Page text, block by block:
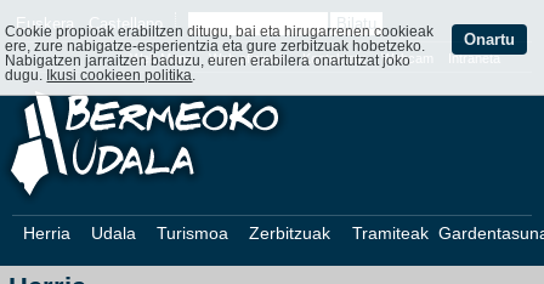
Euskera Castellano
Web Mapa Web ofizialak Kontaktatu Webcam Intraneta
Herria Udala Turismoa Zerbitzuak Tramiteak
Onartu
Cookie propioak erabiltzen ditugu, bai eta hirugarrenen cookieak
ere, zure nabigatze-esperientzia eta gure zerbitzuak hobetzeko.
Nabigatzen jarraitzen baduzu, euren erabilera onartutzat joko
dugu.
Ikusi cookieen politika